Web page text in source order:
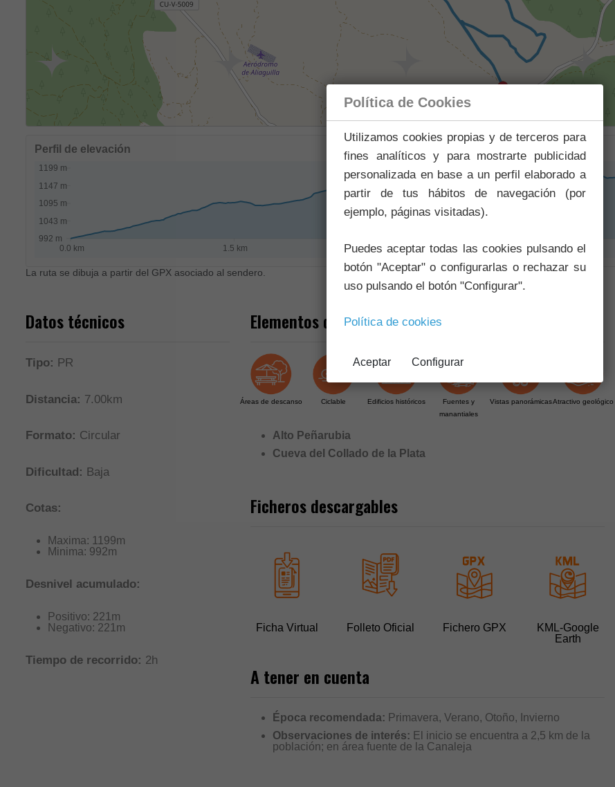
Perfil de elevación
La ruta se dibuja a partir del GPX asociado al sendero.
Datos técnicos
Tipo: PR
Distancia: 7.00km
Formato: Circular
Dificultad: Baja
Cotas:
Maxima: 1199m
Minima: 992m
Desnivel acumulado:
Positivo: 221m
Negativo: 221m
Tiempo de recorrido: 2h
Elementos de interés
Áreas de descanso Ciclable Edificios históricos
Fuentes y
manantiales
Vistas panorámicasAtractivo geológico
Alto Peñarubia
Cueva del Collado de la Plata
Ficheros descargables
Ficha Virtual Folleto Oficial Fichero GPX
KML-Google
Earth
A tener en cuenta
Época recomendada: Primavera, Verano, Otoño, Invierno
Observaciones de interés: El inicio se encuentra a 2,5 km de la
población; en área fuente de la Canaleja
Política de Cookies
Utilizamos cookies propias y de terceros para
fines analíticos y para mostrarte publicidad
personalizada en base a un perfil elaborado a
partir de tus hábitos de navegación (por
ejemplo, páginas visitadas).
Puedes aceptar todas las cookies pulsando el
botón "Aceptar" o configurarlas o rechazar su
uso pulsando el botón "Configurar".
Política de cookies
Aceptar Configurar